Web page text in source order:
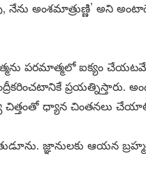
నేను అంశమాత్రుణ్ణి’ అని
పరమాత్మలో ఐక్యం
ప్రయత్నిస్తారు.
చిత్తంతో ధ్యాన చింతనలు
జ్ఞానులకు ఆయన